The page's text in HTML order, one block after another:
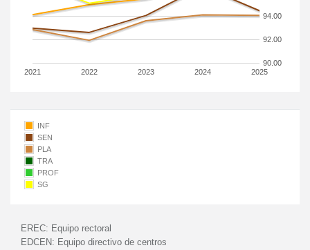
2021 2022 2023 2024 2025
90.00
92.00
94.00
INF
SEN
PLA
TRA
PROF
SG
EREC: Equipo rectoral
EDCEN: Equipo directivo de centros